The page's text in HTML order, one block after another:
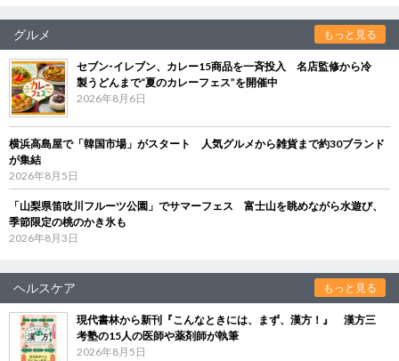
グルメ もっと見る
セブン‐イレブン、カレー15商品を一斉投入 名店監修から冷
製うどんまで“夏のカレーフェス”を開催中
2026年8月6日
横浜高島屋で「韓国市場」がスタート 人気グルメから雑貨まで約30ブランド
が集結
2026年8月5日
「山梨県笛吹川フルーツ公園」でサマーフェス 富士山を眺めながら水遊び、
季節限定の桃のかき氷も
2026年8月3日
ヘルスケア もっと見る
現代書林から新刊『こんなときには、まず、漢方！』 漢方三
考塾の15人の医師や薬剤師が執筆
2026年8月5日